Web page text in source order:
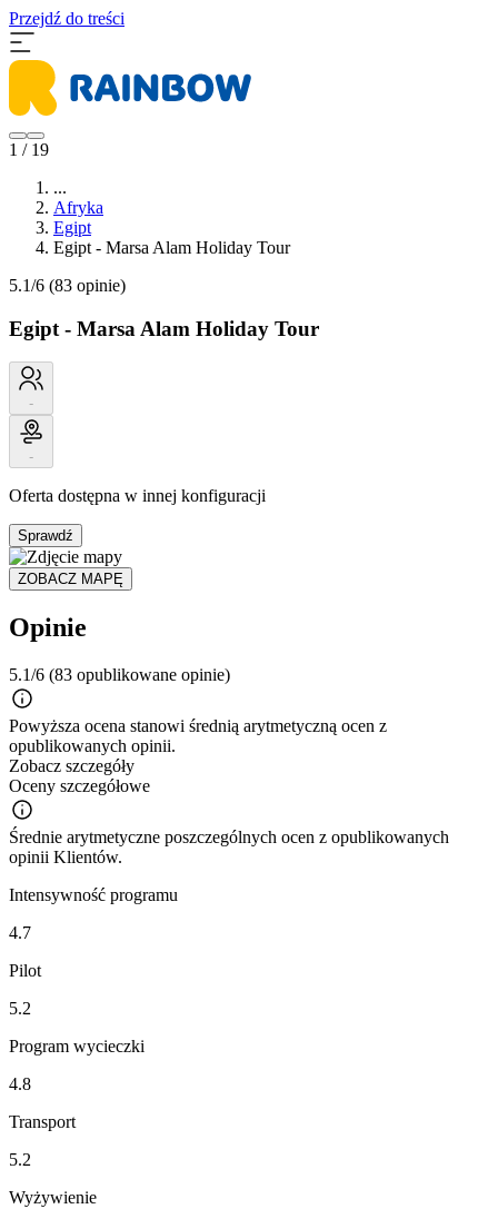
Przejdź do treści
1 / 19
...
Afryka
Egipt
Egipt - Marsa Alam Holiday Tour
5.1/6 (83 opinie)
Egipt - Marsa Alam Holiday Tour
-
-
Oferta dostępna w innej konfiguracji
Sprawdź
ZOBACZ MAPĘ
Opinie
5.1/6 (83 opublikowane opinie)
Powyższa ocena stanowi średnią arytmetyczną ocen z
opublikowanych opinii.
Zobacz szczegóły
Oceny szczegółowe
Średnie arytmetyczne poszczególnych ocen z opublikowanych
opinii Klientów.
Intensywność programu
4.7
Pilot
5.2
Program wycieczki
4.8
Transport
5.2
Wyżywienie